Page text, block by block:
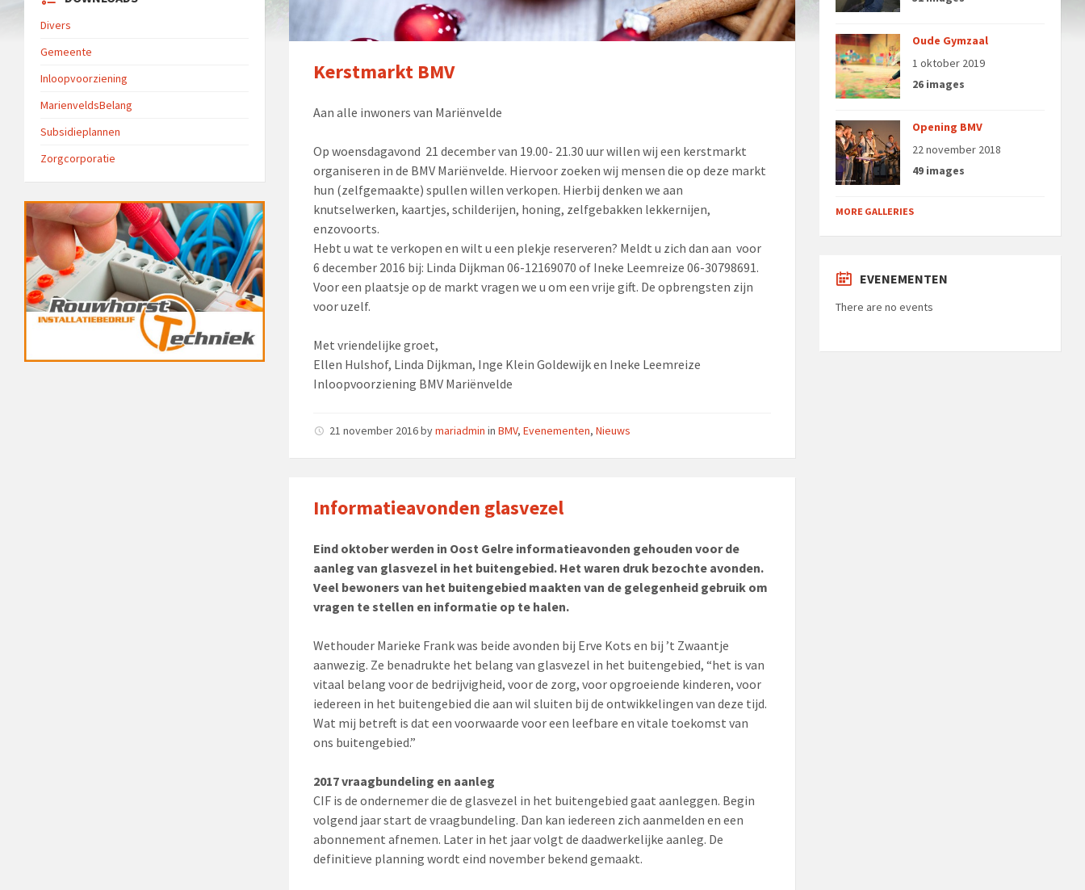
Kerstmarkt BMV
Aan alle inwoners van Mariënvelde
Op woensdagavond 21 december van 19.00- 21.30 uur willen wij een kerstmarkt
organiseren in de BMV Mariënvelde. Hiervoor zoeken wij mensen die op deze markt
hun (zelfgemaakte) spullen willen verkopen. Hierbij denken we aan
knutselwerken, kaartjes, schilderijen, honing, zelfgebakken lekkernijen,
enzovoorts.
Hebt u wat te verkopen en wilt u een plekje reserveren? Meldt u zich dan aan voor
6 december 2016 bij: Linda Dijkman 06-12169070 of Ineke Leemreize 06-30798691.
Voor een plaatsje op de markt vragen we u om een vrije gift. De opbrengsten zijn
voor uzelf.
Met vriendelijke groet,
Ellen Hulshof, Linda Dijkman, Inge Klein Goldewijk en Ineke Leemreize
Inloopvoorziening BMV Mariënvelde
21 november 2016bymariadmin inBMV,Evenementen,Nieuws
Informatieavonden glasvezel
Eind oktober werden in Oost Gelre informatieavonden gehouden voor de
aanleg van glasvezel in het buitengebied. Het waren druk bezochte avonden.
Veel bewoners van het buitengebied maakten van de gelegenheid gebruik om
vragen te stellen en informatie op te halen.
Wethouder Marieke Frank was beide avonden bij Erve Kots en bij ’t Zwaantje
aanwezig. Ze benadrukte het belang van glasvezel in het buitengebied, “het is van
vitaal belang voor de bedrijvigheid, voor de zorg, voor opgroeiende kinderen, voor
iedereen in het buitengebied die aan wil sluiten bij de ontwikkelingen van deze tijd.
Wat mij betreft is dat een voorwaarde voor een leefbare en vitale toekomst van
ons buitengebied.”
2017 vraagbundeling en aanleg
CIF is de ondernemer die de glasvezel in het buitengebied gaat aanleggen. Begin
volgend jaar start de vraagbundeling. Dan kan iedereen zich aanmelden en een
abonnement afnemen. Later in het jaar volgt de daadwerkelijke aanleg. De
definitieve planning wordt eind november bekend gemaakt.
Divers
Gemeente
Inloopvoorziening
MarienveldsBelang
Subsidieplannen
Zorgcorporatie
Oude Gymzaal
1 oktober 2019
26 images
Opening BMV
22 november 2018
49 images
MORE GALLERIES
EVENEMENTEN
There are no events